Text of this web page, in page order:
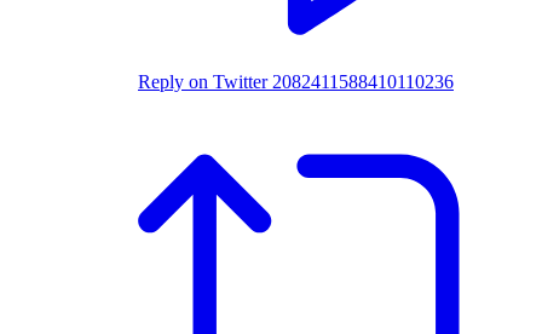
Reply on Twitter 2082411588410110236